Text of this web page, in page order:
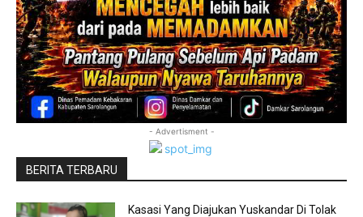
- Advertisment -
BERITA TERBARU
Kasasi Yang Diajukan Yuskandar Di Tolak